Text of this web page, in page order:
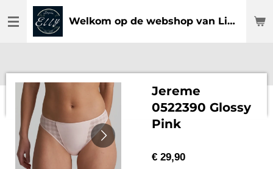
direct
Welkom op de webshop van Lingerie Elly
Jereme
0522390 Glossy
Pink
€ 29,90